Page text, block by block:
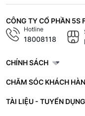
CÔNG TY CỔ PHẦN 5S
Hotline
18008118
CHÍNH SÁCH
CHĂM SÓC KHÁCH
TÀI LIỆU - TUYỂN DỤNG